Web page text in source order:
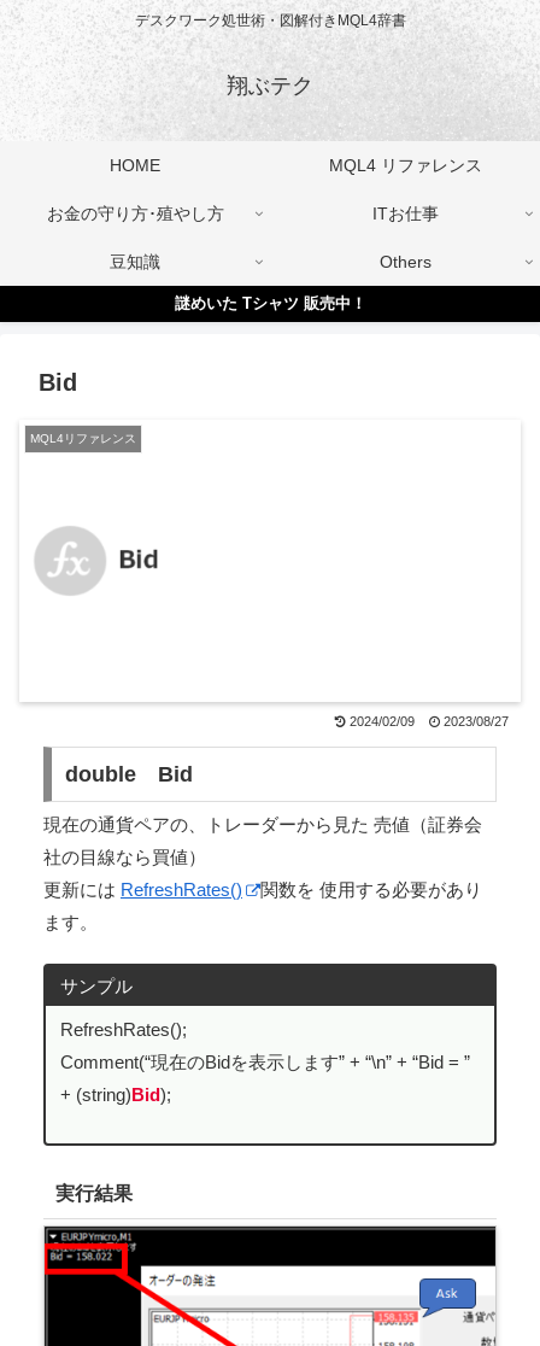
デスクワーク処世術・図解付きMQL4辞書
翔ぶテク
HOME MQL4 リファレンス
お金の守り方･殖やし方 ITお仕事
豆知識 Others
謎めいた Tシャツ 販売中！
Bid
MQL4リファレンス
2024/02/09 2023/08/27
double Bid
現在の通貨ペアの、トレーダーから見た 売値（証券会
社の目線なら買値）
更新には RefreshRates()
関数を 使用する必要があり
ます。
サンプル
RefreshRates();
Comment(“現在のBidを表示します” + “\n” + “Bid = ”
+ (string)Bid);
実行結果